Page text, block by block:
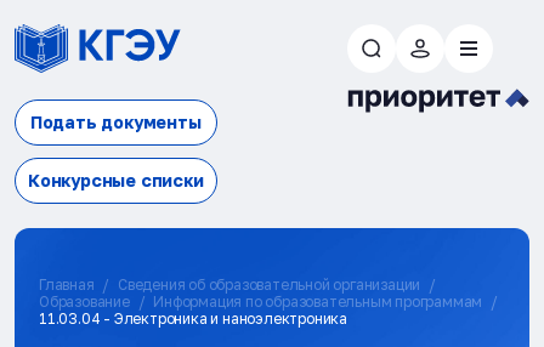
Подать документы
Конкурсные списки
Главная
Сведения об образовательной организации
Образование
Информация по образовательным программам
11.03.04 - Электроника и наноэлектроника